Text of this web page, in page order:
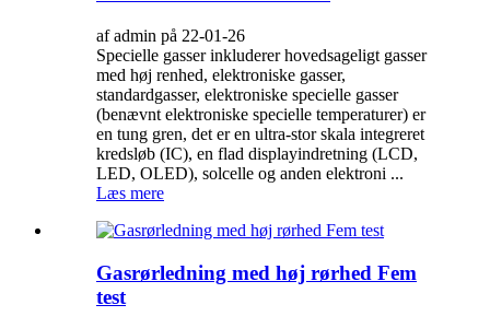
af admin på 22-01-26
Specielle gasser inkluderer hovedsageligt gasser
med høj renhed, elektroniske gasser,
standardgasser, elektroniske specielle gasser
(benævnt elektroniske specielle temperaturer) er
en tung gren, det er en ultra-stor skala integreret
kredsløb (IC), en flad displayindretning (LCD,
LED, OLED), solcelle og anden elektroni ...
Læs mere
Gasrørledning med høj rørhed Fem
test